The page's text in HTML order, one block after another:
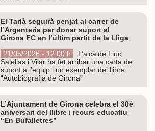
El Tarlà seguirà penjat al carrer de
l’Argenteria per donar suport al
Girona FC en l’últim partit de la Lliga
21/05/2026 - 12.00 h
L’alcalde Lluc
Salellas i Vilar ha fet arribar una carta de
suport a l’equip i un exemplar del llibre
“Autobiografia de Girona”
L’Ajuntament de Girona celebra el 30è
aniversari del llibre i recurs educatiu
“En Bufalletres”